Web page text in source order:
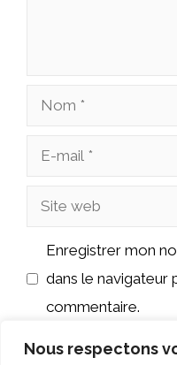
Nous respectons
Nom
Site
Enregistrer mon
dans le navigateur
commentaire.